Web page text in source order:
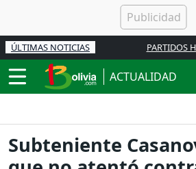
ÚLTIMAS NOTICIAS PARTIDOS
ACTUALIDAD
Subteniente